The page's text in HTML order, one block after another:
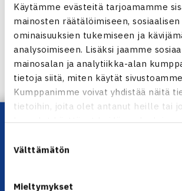
Käytämme evästeitä tarjoamamme
mainosten räätälöimiseen, sosiaalisen
ominaisuuksien tukemiseen ja
analysoimiseen. Lisäksi jaamme
mainosalan ja analytiikka-alan
tietoja siitä, miten käytät
Kumppanimme voivat yhdistää näitä
tietoihin, joita olet antanut heille tai
kun olet käyttänyt heidän palvelujaan.
valinta
Välttämätön
Mieltymykset
Jaa:
Lataa OmaTennis!